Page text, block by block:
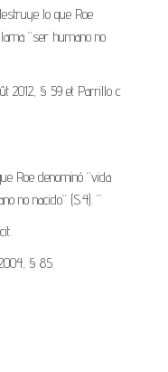
lo que Roe
“ser humano no
2012, § 59 et Parrillo c
Roe denominó “vida
no nacido” (S.4). ”
§ 85.